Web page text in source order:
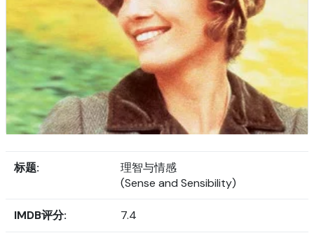
标题:
理智与情感
(Sense and Sensibility)
IMDB评分: 7.4